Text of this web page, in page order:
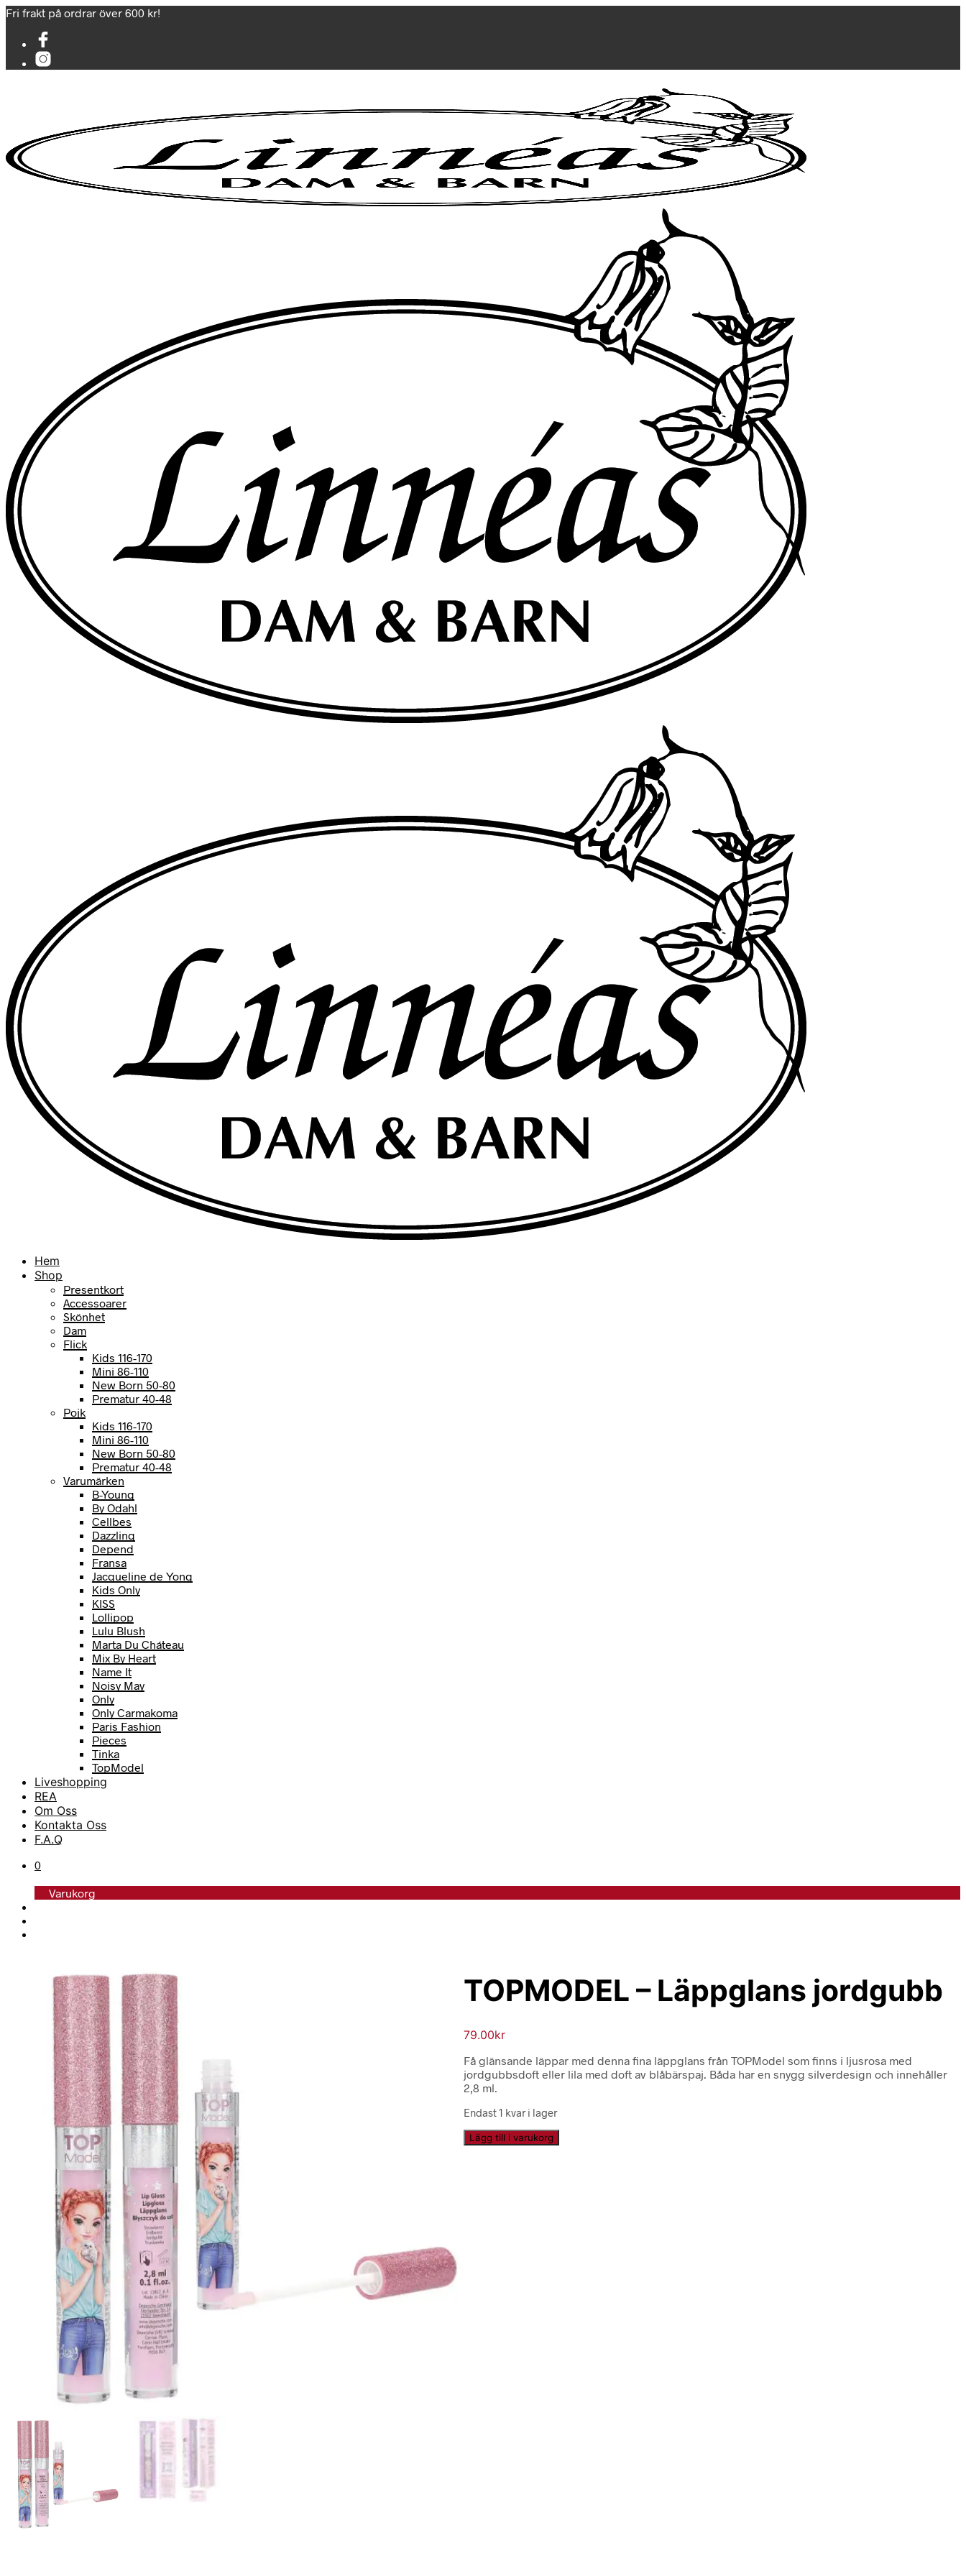
Fri frakt på ordrar över 600 kr!
Hem
Shop
Presentkort
Accessoarer
Skönhet
Dam
Flick
Kids 116-170
Mini 86-110
New Born 50-80
Prematur 40-48
Pojk
Kids 116-170
Mini 86-110
New Born 50-80
Prematur 40-48
Varumärken
B-Young
By Odahl
Cellbes
Dazzling
Depend
Fransa
Jacqueline de Yong
Kids Only
KISS
Lollipop
Lulu Blush
Marta Du Cháteau
Mix By Heart
Name It
Noisy May
Only
Only Carmakoma
Paris Fashion
Pieces
Tinka
TopModel
Trofé
Vero Moda Girl
Liveshopping
REA
Om Oss
Kontakta Oss
F.A.Q
0
Varukorg
TOPMODEL – Läppglans jordgubb
79.00kr
Få glänsande läppar med denna fina läppglans från TOPModel som finns i ljusrosa med
jordgubbsdoft eller lila med doft av blåbärspaj. Båda har en snygg silverdesign och innehåller
2,8 ml.
Endast 1 kvar i lager
TOPMODEL
Lägg till i varukorg